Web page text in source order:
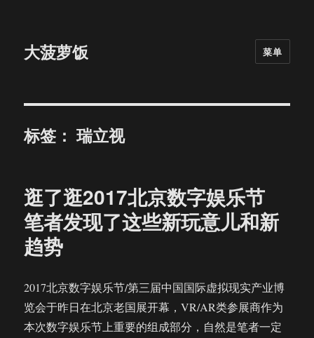
大菠萝饭 菜单
标签：瑞立视
逛了逛2017北京数字娱乐节
笔者发现了这些新玩意儿和新
趋势
2017北京数字娱乐节/第三届中国国际虚拟现实产业博
览会于昨日在北京老国展开幕，VR/AR类参展商作为
本次数字娱乐节上重要的组成部分，自然是笔者一定